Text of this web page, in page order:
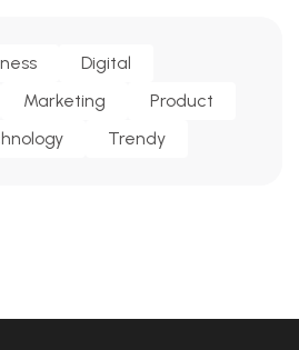
Digital
Marketing
Product
Trendy